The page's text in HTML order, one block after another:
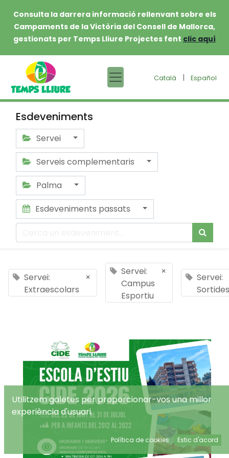
Consulta la darrera informació rellenvant sobre els
Campaments de la Victòria del Consell de Mallorca,
gestionats per Temps Lliure Projectes fent clic aquí
Català | Español
Esdeveniments
Servei
Serveis complementaris
Palma
Esdeveniments passats
Servei:
Extraescolars
×
Servei:
Campus
Esportiu
×
Servei:
Sortides
Utilitzem galetes per proporcionar-vos una millor
experiència d'usuari.
Política de cookies Estic d'acord